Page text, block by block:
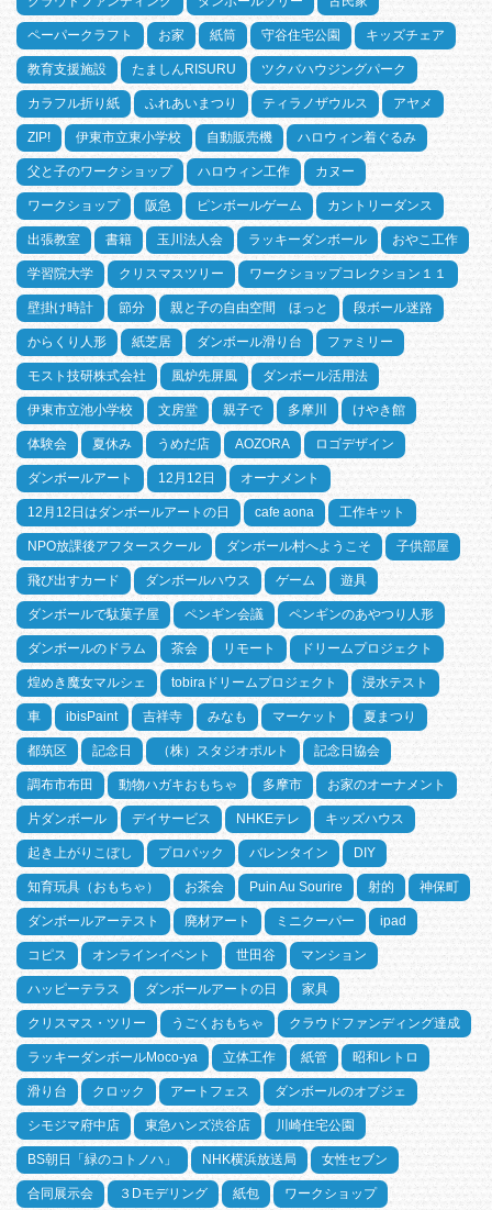
ペーパークラフト お家 紙筒 守谷住宅公園 キッズチェア
教育支援施設 たましんRISURU ツクバハウジングパーク
カラフル折り紙 ふれあいまつり ティラノザウルス アヤメ
ZIP! 伊東市立東小学校 自動販売機 ハロウィン着ぐるみ
父と子のワークショップ ハロウィン工作 カヌー
ワークショップ 阪急 ピンボールゲーム カントリーダンス
出張教室 書籍 玉川法人会 ラッキーダンボール おやこ工作
学習院大学 クリスマスツリー ワークショップコレクション１１
壁掛け時計 節分 親と子の自由空間 ほっと 段ボール迷路
からくり人形 紙芝居 ダンボール滑り台 ファミリー
モスト技研株式会社 風炉先屏風 ダンボール活用法
伊東市立池小学校 文房堂 親子で 多摩川 けやき館
体験会 夏休み うめだ店 AOZORA ロゴデザイン
ダンボールアート 12月12日 オーナメント
12月12日はダンボールアートの日 cafe aona 工作キット
NPO放課後アフタースクール ダンボール村へようこそ 子供部屋
飛び出すカード ダンボールハウス ゲーム 遊具
ダンボールで駄菓子屋 ペンギン会議 ペンギンのあやつり人形
ダンボールのドラム 茶会 リモート ドリームプロジェクト
煌めき魔女マルシェ tobiraドリームプロジェクト 浸水テスト
車 ibisPaint 吉祥寺 みなも マーケット 夏まつり
都筑区 記念日 （株）スタジオポルト 記念日協会
調布市布田 動物ハガキおもちゃ 多摩市 お家のオーナメント
片ダンボール デイサービス NHKEテレ キッズハウス
起き上がりこぼし プロパック バレンタイン DIY
知育玩具（おもちゃ） お茶会 Puin Au Sourire 射的 神保町
ダンボールアーテスト 廃材アート ミニクーパー ipad
コピス オンラインイベント 世田谷 マンション
ハッピーテラス ダンボールアートの日 家具
クリスマス・ツリー うごくおもちゃ クラウドファンディング達成
ラッキーダンボールMoco-ya 立体工作 紙管 昭和レトロ
滑り台 クロック アートフェス ダンボールのオブジェ
シモジマ府中店 東急ハンズ渋谷店 川崎住宅公園
BS朝日「緑のコトノハ」 NHK横浜放送局 女性セブン
合同展示会 ３Dモデリング 紙包 ワークショップ